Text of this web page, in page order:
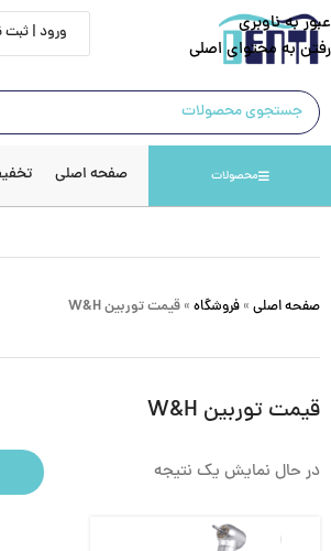
عبور به ناوبری
رفتن به محتوای اصلی
ورود | ثبت
محصولات صفحه اصلی
صفحه اصلی » فروشگاه » قیمت توربین W&H
قیمت توربین W&H
در حال نمایش یک نتیجه